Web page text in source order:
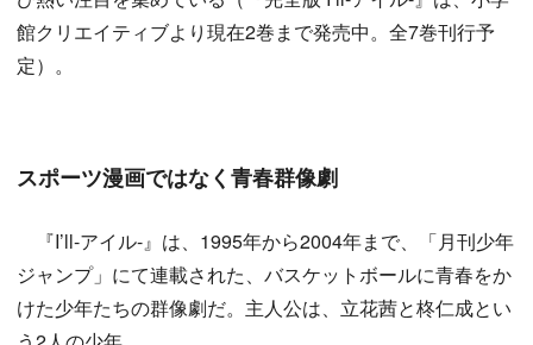
館クリエイティブより現在2巻まで発売中。全7巻刊行予
定）。
スポーツ漫画ではなく青春群像劇
『I’ll-アイル-』は、1995年から2004年まで、「月刊少年
ジャンプ」にて連載された、バスケットボールに青春をか
けた少年たちの群像劇だ。主人公は、立花茜と柊仁成とい